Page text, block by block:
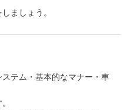
ましょう。
テム・基本的なマナー・車